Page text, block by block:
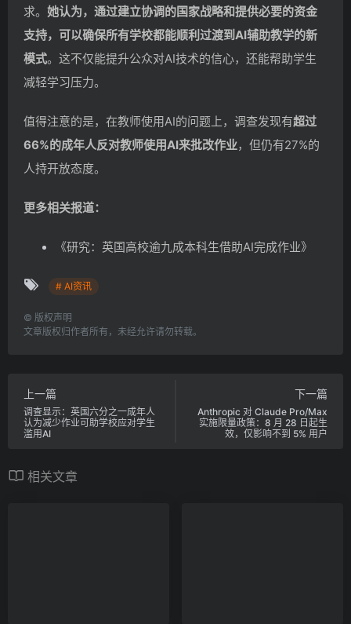
求。 她认为，通过建立协调的国家战略和提供必要的资金
支持，可以确保所有学校都能顺利过渡到AI辅助教学的新
模式。这不仅能提升公众对AI技术的信心，还能帮助学生
减轻学习压力。
值得注意的是，在教师使用AI的问题上，调查发现有超过
66%的成年人反对教师使用AI来批改作业，但仍有27%的
人持开放态度。
更多相关报道：
《研究：英国高校逾九成本科生借助AI完成作业》
# AI资讯
© 版权声明
文章版权归作者所有，未经允许请勿转载。
上一篇
调查显示：英国六分之一成年人
认为减少作业可助学校应对学生
滥用AI
下一篇
Anthropic 对 Claude Pro/Max
实施限量政策：8 月 28 日起生
效，仅影响不到 5% 用户
相关文章